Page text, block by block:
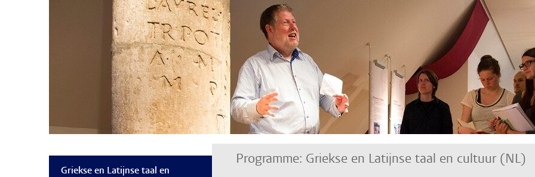
Programme: Griekse en Latijnse taal en cultuur (NL)
Griekse en Latijnse taal en